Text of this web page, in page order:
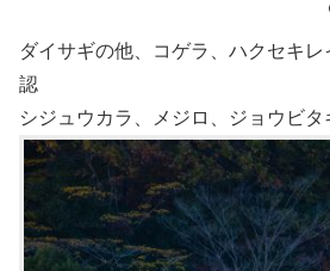
ダイサギの他、コゲラ、ハクセキ
認
シジュウカラ、メジロ、ジョウビ